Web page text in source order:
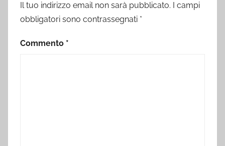
Il tuo indirizzo email non sarà pubblicato.
I campi
obbligatori sono contrassegnati *
Commento *